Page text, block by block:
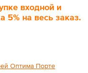
входной и
5% на весь заказ.
Оптима Порте